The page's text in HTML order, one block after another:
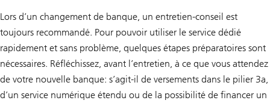
Lors d’un changement de banque, un entretien-conseil est
toujours recommandé. Pour pouvoir utiliser le service dédié
rapidement et sans problème, quelques étapes préparatoires sont
nécessaires. Réfléchissez, avant l’entretien, à ce que vous attendez
de votre nouvelle banque: s’agit-il de versements dans le pilier 3a,
d’un service numérique étendu ou de la possibilité de financer un